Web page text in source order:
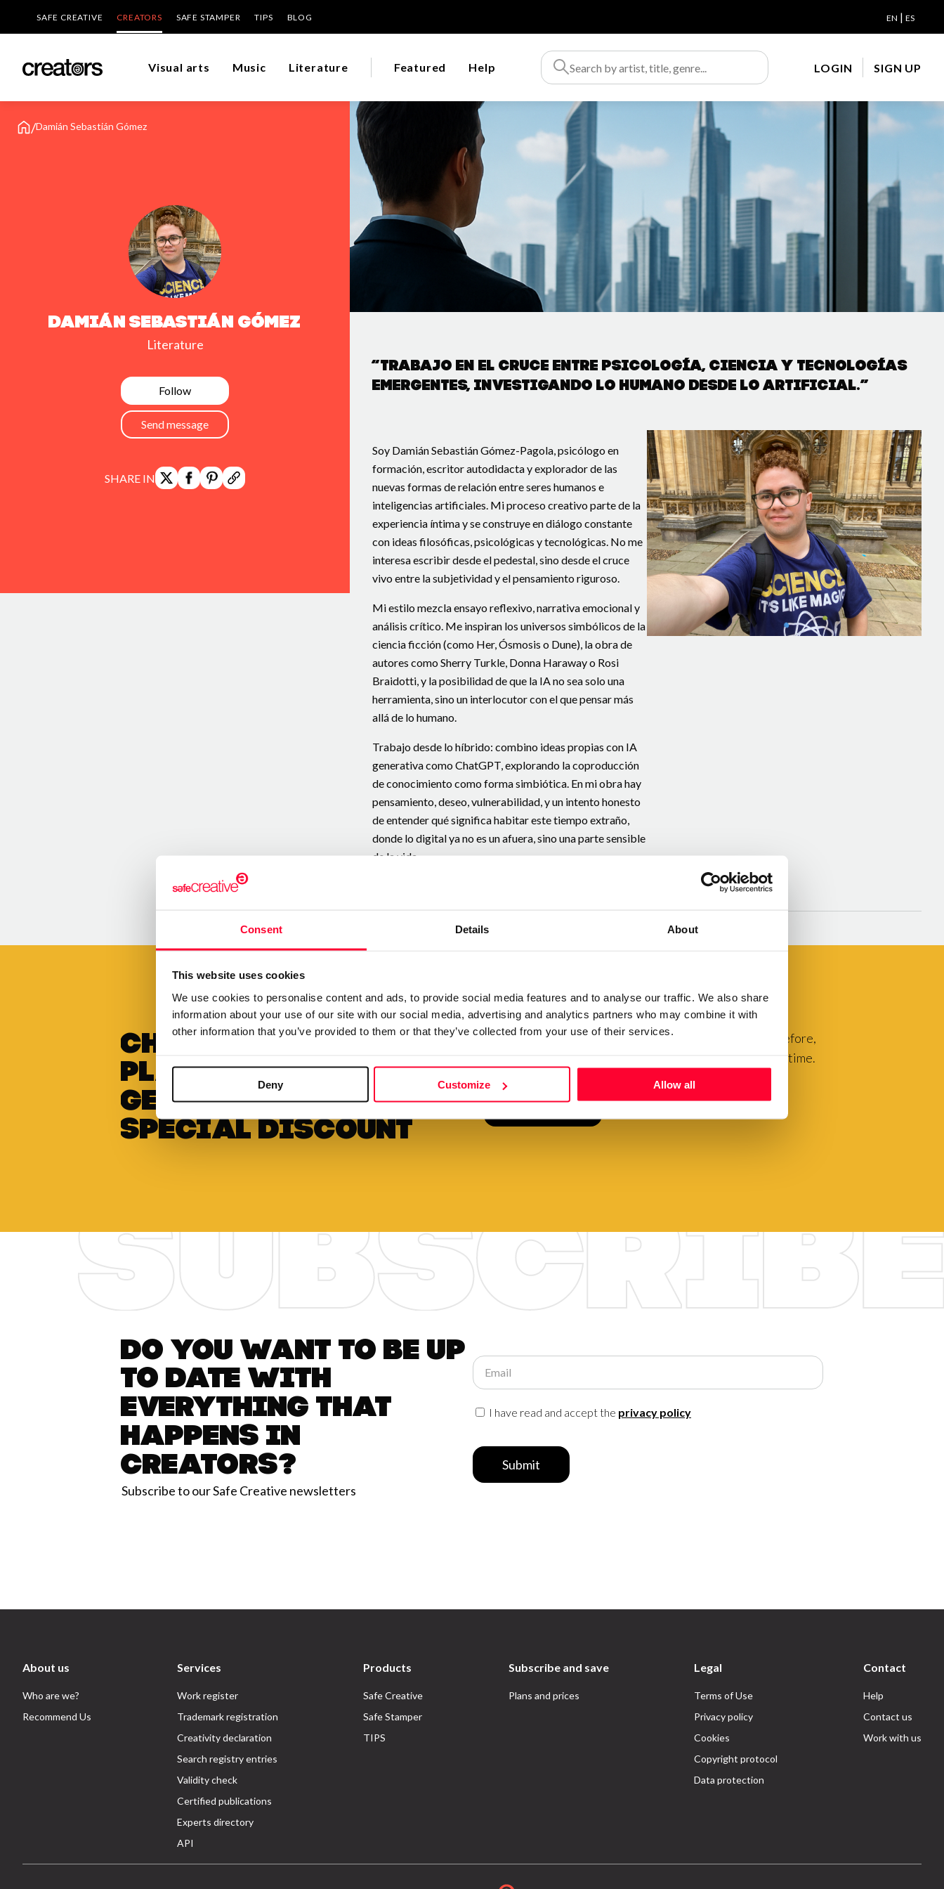
Consent Details About
This website uses cookies
We use cookies to personalise content and ads, to provide social media features and to analyse our traffic. We also share
information about your use of our site with our social media, advertising and analytics partners who may combine it with
other information that you’ve provided to them or that they’ve collected from your use of their services.
Deny Customize Allow all
SAFE CREATIVE CREATORS SAFE STAMPER TIPS BLOG EN | ES
Visual arts Music Literature Featured Help LOGIN SIGN UP
/Damián Sebastián Gómez
Damián Sebastián Gómez
Literature
Follow
Send message
SHARE IN
“Trabajo en el cruce entre psicología, ciencia y tecnologías
emergentes, investigando lo humano desde lo artificial.”
Soy Damián Sebastián Gómez-Pagola, psicólogo en
formación, escritor autodidacta y explorador de las
nuevas formas de relación entre seres humanos e
inteligencias artificiales. Mi proceso creativo parte de la
experiencia íntima y se construye en diálogo constante
con ideas filosóficas, psicológicas y tecnológicas. No me
interesa escribir desde el pedestal, sino desde el cruce
vivo entre la subjetividad y el pensamiento riguroso.
Mi estilo mezcla ensayo reflexivo, narrativa emocional y
análisis crítico. Me inspiran los universos simbólicos de la
ciencia ficción (como Her, Ósmosis o Dune), la obra de
autores como Sherry Turkle, Donna Haraway o Rosi
Braidotti, y la posibilidad de que la IA no sea solo una
herramienta, sino un interlocutor con el que pensar más
allá de lo humano.
Trabajo desde lo híbrido: combino ideas propias con IA
generativa como ChatGPT, explorando la coproducción
de conocimiento como forma simbiótica. En mi obra hay
pensamiento, deseo, vulnerabilidad, y un intento honesto
de entender qué significa habitar este tiempo extraño,
donde lo digital ya no es un afuera, sino una parte sensible
de la vida.
Choose to pay your
plan annually and
get a
special discount
Your creations are very valuable to our community. Therefore,
we want to make it easy for you to exhibit them for a long time.
Do you want to be up
to date with
everything that
happens in
Creators?
Subscribe to our Safe Creative newsletters
Email
I have read and accept the privacy policy
Submit
About us
Who are we?
Recommend Us
Services
Work register
Trademark registration
Creativity declaration
Search registry entries
Validity check
Certified publications
Experts directory
API
Products
Safe Creative
Safe Stamper
TIPS
Subscribe and save
Plans and prices
Legal
Terms of Use
Privacy policy
Cookies
Copyright protocol
Data protection
Contact
Help
Contact us
Work with us